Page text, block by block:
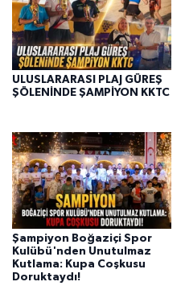
ULUSLARARASI PLAJ GÜREŞ
ŞÖLENİNDE ŞAMPİYON KKTC
Şampiyon Boğaziçi Spor
Kulübü'nden Unutulmaz
Kutlama: Kupa Coşkusu
Doruktaydı!